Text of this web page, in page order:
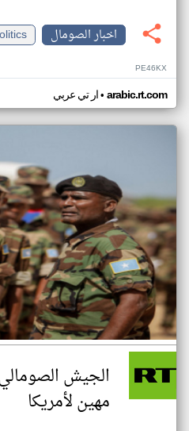
اخبار الصومال
PE46KX
ار تي عربي• arabic.rt.com
الجيش
مهين لأمريكا